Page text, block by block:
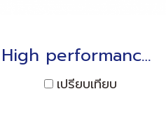
High performance Data Logger TDS-630 Interface: LAN/USB/RS-232C
เปรียบเทียบ